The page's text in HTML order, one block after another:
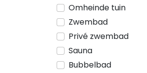
Omheinde tuin
Zwembad
Privé zwembad
Sauna
Bubbelbad